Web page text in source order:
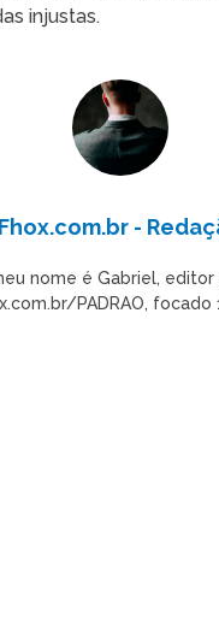
injustas.
Fhox.com.br -
nome é Gabriel,
PADRAO, focado